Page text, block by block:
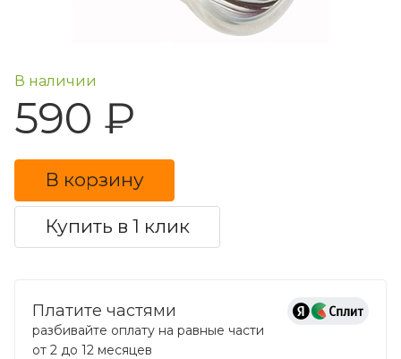
В наличии
590 ₽
В корзину
Купить в 1 клик
Платите частями
разбивайте оплату на равные части
от 2 до 12 месяцев